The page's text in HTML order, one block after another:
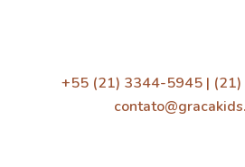
+55 (21) 3344-5945 |